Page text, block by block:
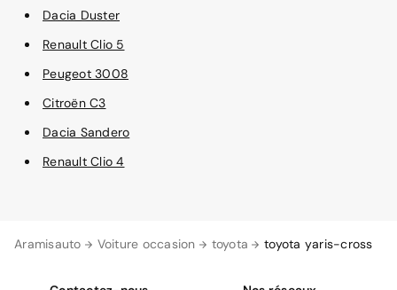
Aramisauto Voiture occasion toyota toyota yaris-cross
Dacia Duster
Renault Clio 5
Peugeot 3008
Citroën C3
Dacia Sandero
Renault Clio 4